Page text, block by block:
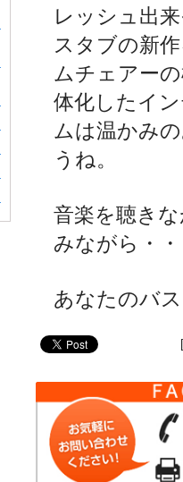
レッシュ出
スタブの新
ムチェアー
体化したイ
ムは温かみ
うね。
音楽を聴き
みながら・
あなたのバ